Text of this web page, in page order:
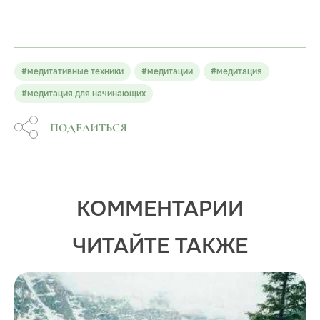
#медитативные техники #медитации
#медитация
#медитация для начинающих
ПОДЕЛИТЬСЯ
КОММЕНТАРИИ
ЧИТАЙТЕ ТАКЖЕ